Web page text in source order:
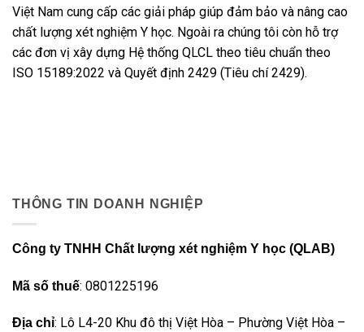
Việt Nam cung cấp các giải pháp giúp đảm bảo và nâng cao
chất lượng xét nghiệm Y học. Ngoài ra chúng tôi còn hỗ trợ
các đơn vị xây dựng Hệ thống QLCL theo tiêu chuẩn theo
ISO 15189:2022 và Quyết định 2429 (Tiêu chí 2429).
THÔNG TIN DOANH NGHIỆP
Công ty TNHH Chất lượng xét nghiệm Y học (QLAB)
Mã số thuế: 0801225196
Địa chỉ: Lô L4-20 Khu đô thị Việt Hòa – Phường Việt Hòa –